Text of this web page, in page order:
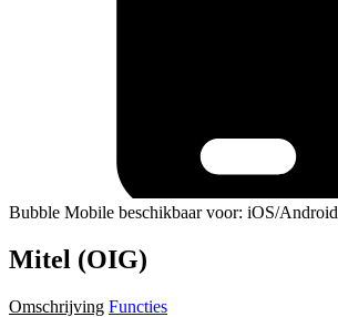
Bubble Mobile beschikbaar voor: iOS/Android
Mitel (OIG)
Omschrijving Functies